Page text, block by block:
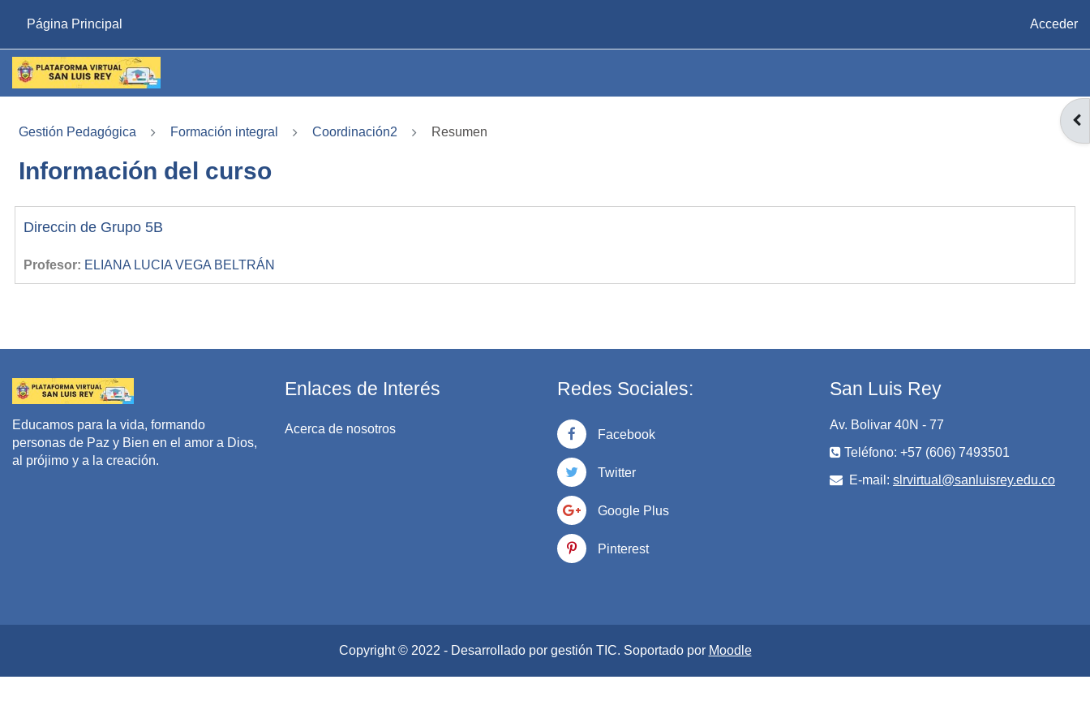
Página Principal
Acceder
Gestión Pedagógica
Formación integral Coordinación2 Resumen
Información del curso
Direccin de Grupo 5B
Profesor: ELIANA LUCIA VEGA BELTRÁN
Educamos para la vida, formando
personas de Paz y Bien en el amor a Dios,
al prójimo y a la creación.
Enlaces de Interés
Acerca de nosotros
Redes Sociales:
Facebook
Twitter
Google Plus
Pinterest
San Luis Rey
Av. Bolivar 40N - 77
Teléfono: +57 (606) 7493501
E-mail: slrvirtual@sanluisrey.edu.co
Copyright © 2022 - Desarrollado por gestión TIC. Soportado por Moodle